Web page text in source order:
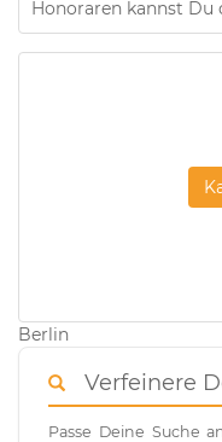
Honoraren kannst Du
Berlin
Verfeinere
Passe Deine Suche